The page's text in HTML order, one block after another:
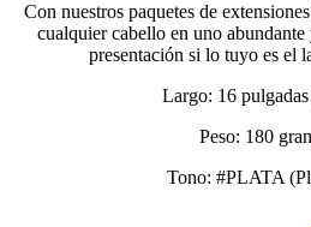
is:
₡
Con nuestros paquetes de
cualquier cabello en uno abundante
presentación si lo tuyo es el
Largo: 16
Peso: 180
Tono: #PLATA